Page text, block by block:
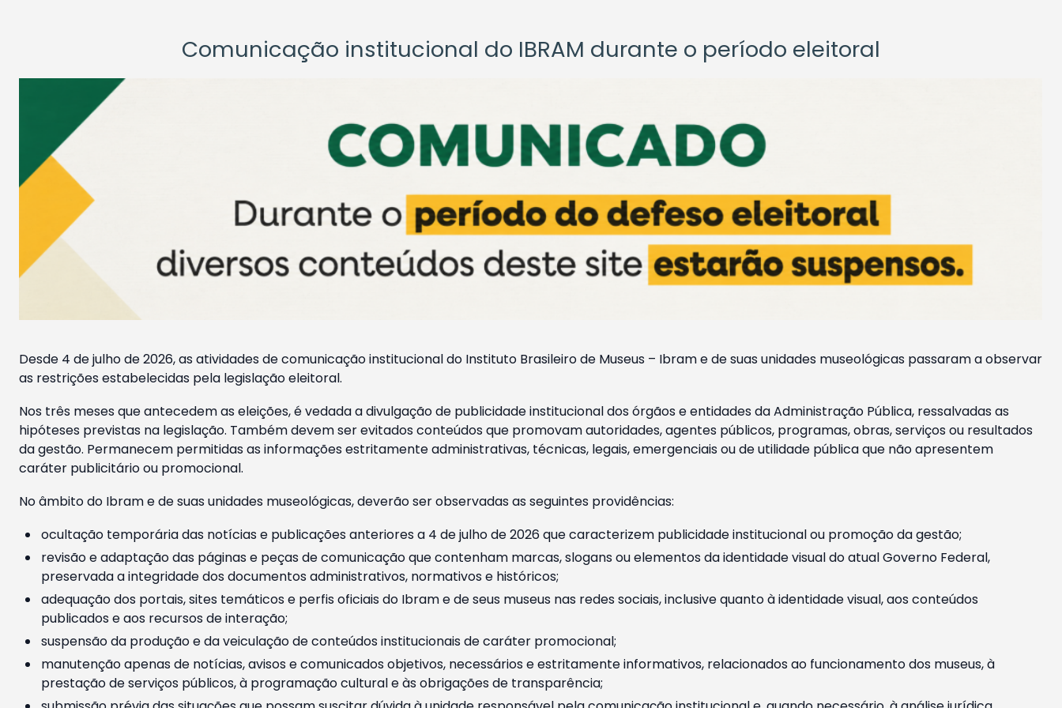
Comunicação institucional do IBRAM durante o período eleitoral
Desde 4 de julho de 2026, as atividades de comunicação institucional do Instituto Brasileiro de Museus – Ibram e de suas unidades museológicas passaram a observar
as restrições estabelecidas pela legislação eleitoral.
Nos três meses que antecedem as eleições, é vedada a divulgação de publicidade institucional dos órgãos e entidades da Administração Pública, ressalvadas as
hipóteses previstas na legislação. Também devem ser evitados conteúdos que promovam autoridades, agentes públicos, programas, obras, serviços ou resultados
da gestão. Permanecem permitidas as informações estritamente administrativas, técnicas, legais, emergenciais ou de utilidade pública que não apresentem
caráter publicitário ou promocional.
No âmbito do Ibram e de suas unidades museológicas, deverão ser observadas as seguintes providências:
ocultação temporária das notícias e publicações anteriores a 4 de julho de 2026 que caracterizem publicidade institucional ou promoção da gestão;
revisão e adaptação das páginas e peças de comunicação que contenham marcas, slogans ou elementos da identidade visual do atual Governo Federal,
preservada a integridade dos documentos administrativos, normativos e históricos;
adequação dos portais, sites temáticos e perfis oficiais do Ibram e de seus museus nas redes sociais, inclusive quanto à identidade visual, aos conteúdos
publicados e aos recursos de interação;
suspensão da produção e da veiculação de conteúdos institucionais de caráter promocional;
manutenção apenas de notícias, avisos e comunicados objetivos, necessários e estritamente informativos, relacionados ao funcionamento dos museus, à
prestação de serviços públicos, à programação cultural e às obrigações de transparência;